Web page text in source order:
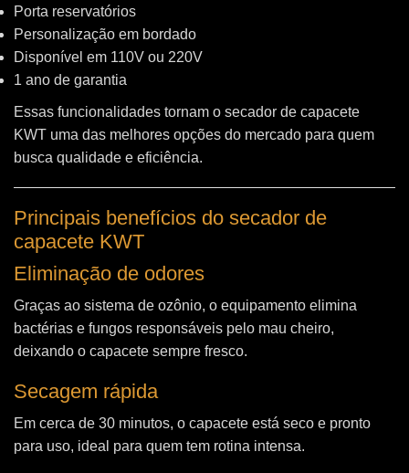
Porta reservatórios
Personalização em bordado
Disponível em 110V ou 220V
1 ano de garantia
Essas funcionalidades tornam o secador de capacete
KWT uma das melhores opções do mercado para quem
busca qualidade e eficiência.
Principais benefícios do secador de
capacete KWT
Eliminação de odores
Graças ao sistema de ozônio, o equipamento elimina
bactérias e fungos responsáveis pelo mau cheiro,
deixando o capacete sempre fresco.
Secagem rápida
Em cerca de 30 minutos, o capacete está seco e pronto
para uso, ideal para quem tem rotina intensa.